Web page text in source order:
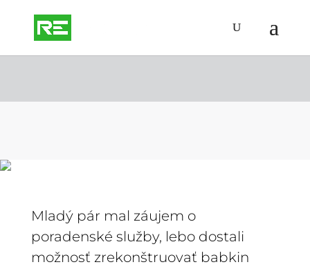
Mladý pár mal záujem o
poradenské služby, lebo dostali
možnosť zrekonštruovať babkin